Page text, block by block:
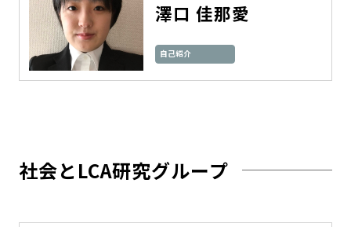
澤口 佳那愛
自己紹介
社会とLCA研究グループ